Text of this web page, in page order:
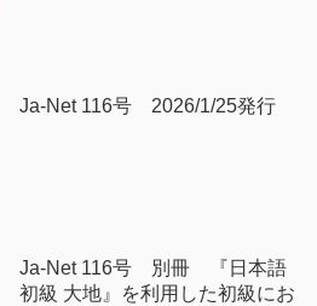
Ja-Net 116号 2026/1/25発行
Ja-Net 116号 別冊 『日本語
初級 大地』を利用した初級にお